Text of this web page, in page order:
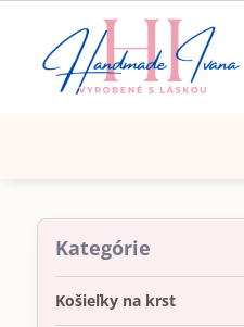
Kategórie
Košieľky na krst